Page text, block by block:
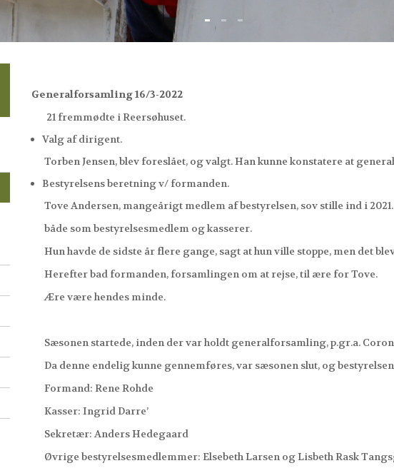
Generalforsamling 16/3-2022
21 fremmødte i Reersøhuset.
Valg af dirigent.
Torben Jensen, blev foreslået, og valgt. Han kunne konstatere at
Bestyrelsens beretning v/ formanden.
Tove Andersen, mangeårigt medlem af bestyrelsen, sov stille ind i
både som bestyrelsesmedlem og kasserer.
Hun havde de sidste år flere gange, sagt at hun ville stoppe, men det
Herefter bad formanden, forsamlingen om at rejse, til ære for Tove.
Ære være hendes minde.
Sæsonen startede, inden der var holdt generalforsamling, p.gr.a.
Da denne endelig kunne gennemføres, var sæsonen slut, og
Formand: Rene Rohde
Kasser: Ingrid Darre’
Sekretær: Anders Hedegaard
Øvrige bestyrelsesmedlemmer: Elsebeth Larsen og Lisbeth Rask